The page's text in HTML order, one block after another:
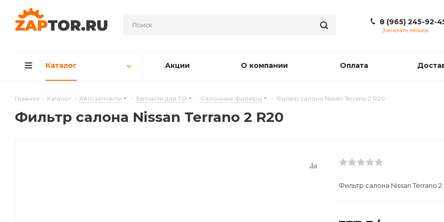
8 (965) 245-92-
Заказать звонок
Каталог Акции О компании Оплата
Главная - Каталог - Автозапчасти - Запчасти для ТО - Салонные фильтры - Фильтр салона Nissan Terrano 2 R20
Фильтр салона Nissan Terrano 2 R20
Фильтр салона Nissan Terrano 2